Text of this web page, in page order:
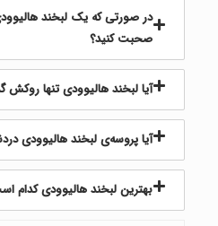
در صورتی که یک لبخند
صحبت کنید؟
آیا لبخند هالیوودی تنها
آیا پروسه‌ی لبخند هالیوودی
بهترین لبخند هالیوودی کدام